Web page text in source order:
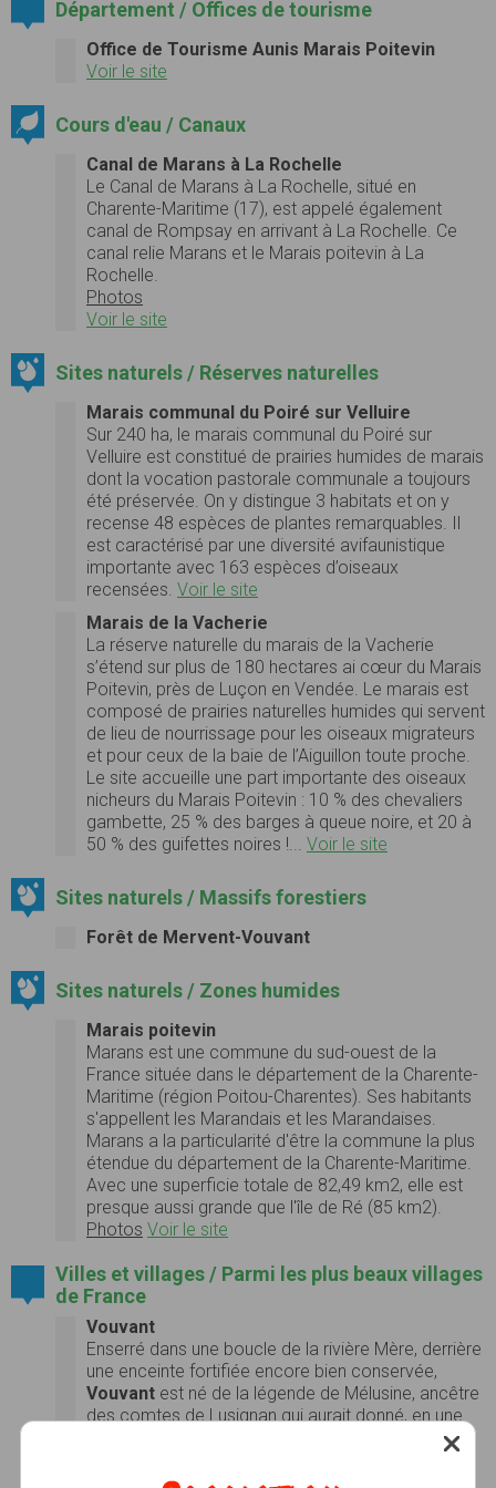
Département / Offices de tourisme
Office de Tourisme Aunis Marais Poitevin
Voir le site
Cours d'eau / Canaux
Canal de Marans à La Rochelle
Le Canal de Marans à La Rochelle, situé en
Charente-Maritime (17), est appelé également
canal de Rompsay en arrivant à La Rochelle. Ce
canal relie Marans et le Marais poitevin à La
Rochelle.
Photos
Voir le site
Sites naturels / Réserves naturelles
Marais communal du Poiré sur Velluire
Sur 240 ha, le marais communal du Poiré sur
Velluire est constitué de prairies humides de marais
dont la vocation pastorale communale a toujours
été préservée. On y distingue 3 habitats et on y
recense 48 espèces de plantes remarquables. Il
est caractérisé par une diversité avifaunistique
importante avec 163 espèces d’oiseaux
recensées. Voir le site
Marais de la Vacherie
La réserve naturelle du marais de la Vacherie
s’étend sur plus de 180 hectares ai cœur du Marais
Poitevin, près de Luçon en Vendée. Le marais est
composé de prairies naturelles humides qui servent
de lieu de nourrissage pour les oiseaux migrateurs
et pour ceux de la baie de l’Aiguillon toute proche.
Le site accueille une part importante des oiseaux
nicheurs du Marais Poitevin : 10 % des chevaliers
gambette, 25 % des barges à queue noire, et 20 à
50 % des guifettes noires !... Voir le site
Sites naturels / Massifs forestiers
Forêt de Mervent-Vouvant
Sites naturels / Zones humides
Marais poitevin
Marans est une commune du sud-ouest de la
France située dans le département de la Charente-
Maritime (région Poitou-Charentes). Ses habitants
s'appellent les Marandais et les Marandaises.
Marans a la particularité d'être la commune la plus
étendue du département de la Charente-Maritime.
Avec une superficie totale de 82,49 km2, elle est
presque aussi grande que l'île de Ré (85 km2).
Photos Voir le site
Villes et villages / Parmi les plus beaux villages
de France
Vouvant
Enserré dans une boucle de la rivière Mère, derrière
une enceinte fortifiée encore bien conservée,
Vouvant est né de la légende de Mélusine, ancêtre
des comtes de Lusignan qui aurait donné, en une
nuit, un château au village. De cet édifice ne reste,
donjon appelé « tour Mélusine ». La magnifique